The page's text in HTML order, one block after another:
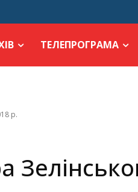
ТЕЛЕПРОГРАМА
р.